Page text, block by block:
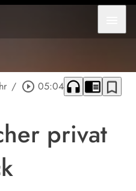
/ play_circle_outline 05:04 headphones chrome_reader_mode bookmark_border
privat